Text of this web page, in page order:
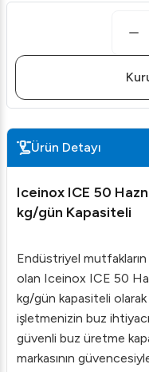
Ürün Detayı
Iceinox ICE 50
kg/gün Kapasiteli
Endüstriyel
olan Iceinox ICE 50
kg/gün kapasiteli olarak
işletmenizin buz
güvenli buz üretme
markasının